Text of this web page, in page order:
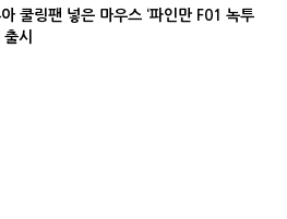
쿨링팬 넣은 마우스 ‘파인만 F01 녹투
시